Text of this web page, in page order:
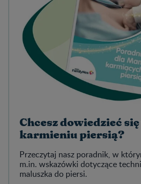
Chcesz dowiedzieć
karmieniu piersią?
Przeczytaj nasz poradnik, w
m.in. wskazówki dotyczące
maluszka do piersi.